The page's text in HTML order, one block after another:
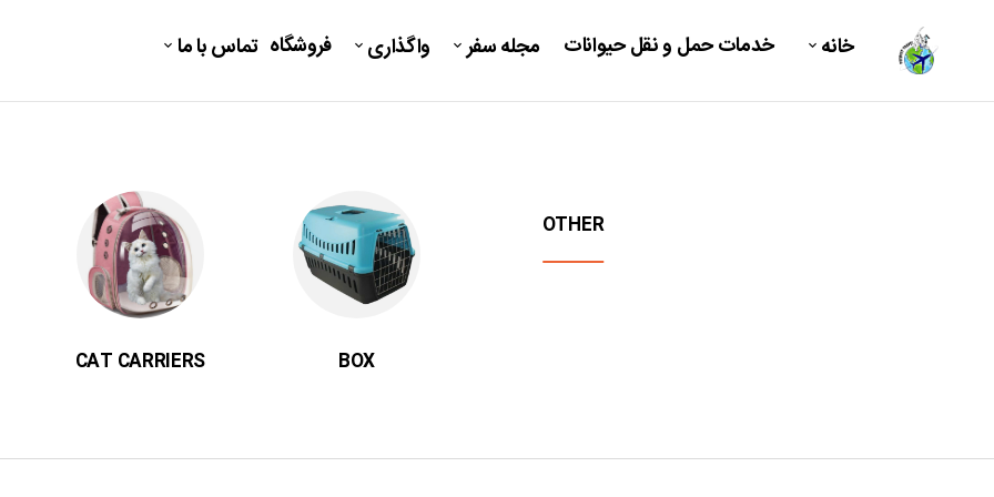
خانه خدمات حمل و نقل حیوانات مجله سفر واگذاری فروشگاه تماس با ما
OTHER
BOX
CAT CARRIERS